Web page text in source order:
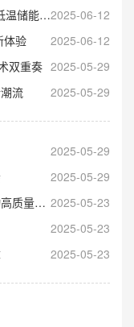
2025-06-12
装箱亮相
2025-06-12
体验
2025-05-29
双重奏
2025-05-29
流
2025-05-29
2025-05-29
2025-05-23
量发展
2025-05-23
2025-05-23